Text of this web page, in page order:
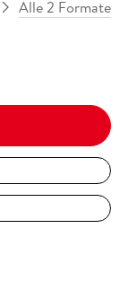
Alle 2 Formate